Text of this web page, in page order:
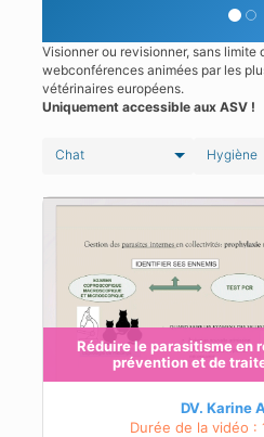
Visionner ou revisionner, sans limite
webconférences animées par les
vétérinaires européens.
Uniquement accessible aux ASV !
Chat Hygiène
Réduire le parasitisme en
prévention et de
DV. Karine
Durée de la vidéo :